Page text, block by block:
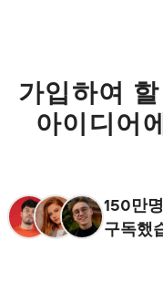
가입하여
아이디어
150만
구독했